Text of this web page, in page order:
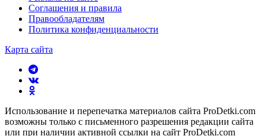
Соглашения и правила
Правообладателям
Политика конфиденциальности
Карта сайта
Использование и перепечатка материалов сайта ProDetki.com
возможны только с письменного разрешения редакции сайта
или при наличии активной ссылки на сайт ProDetki.com